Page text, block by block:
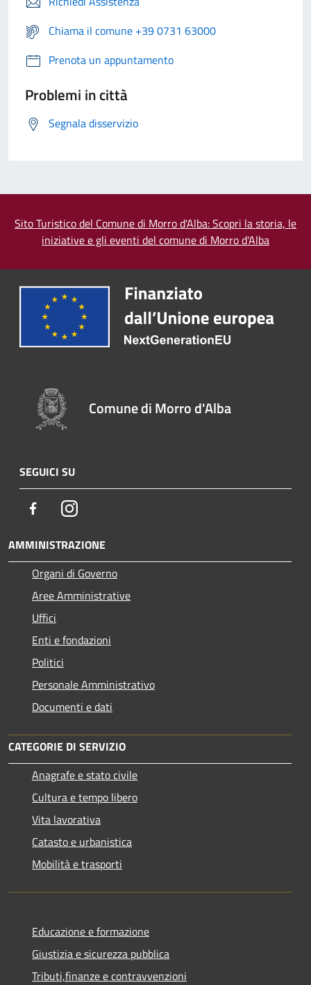
Chiama il comune +39 0731 63000
Prenota un appuntamento
Problemi in città
Segnala disservizio
Sito Turistico del Comune di Morro d'Alba: Scopri la storia, le
iniziative e gli eventi del comune di Morro d'Alba
Comune di Morro d'Alba
SEGUICI SU
FacebookInstagram
AMMINISTRAZIONE
Organi di Governo
Aree Amministrative
Uffici
Enti e fondazioni
Politici
Personale Amministrativo
Documenti e dati
CATEGORIE DI SERVIZIO
Anagrafe e stato civile
Cultura e tempo libero
Vita lavorativa
Catasto e urbanistica
Mobilità e trasporti
Educazione e formazione
Giustizia e sicurezza pubblica
Tributi,finanze e contravvenzioni